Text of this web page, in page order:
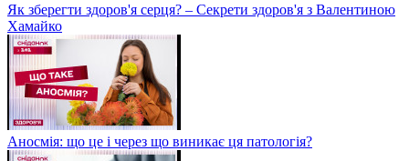
Як зберегти здоров'я серця? – Секрети здоров'я з Валентиною
Хамайко
Аносмія: що це і через що виникає ця патологія?